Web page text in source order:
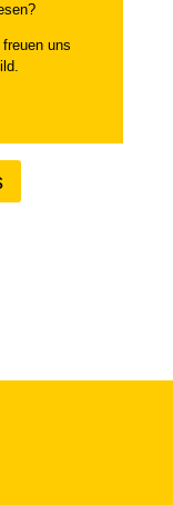
uns